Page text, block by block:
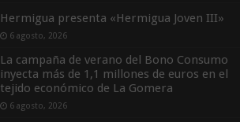
Hermigua presenta «Hermigua Joven III»
6 agosto, 2026
La campaña de verano del Bono Consumo
inyecta más de 1,1 millones de euros en el
tejido económico de La Gomera
6 agosto, 2026